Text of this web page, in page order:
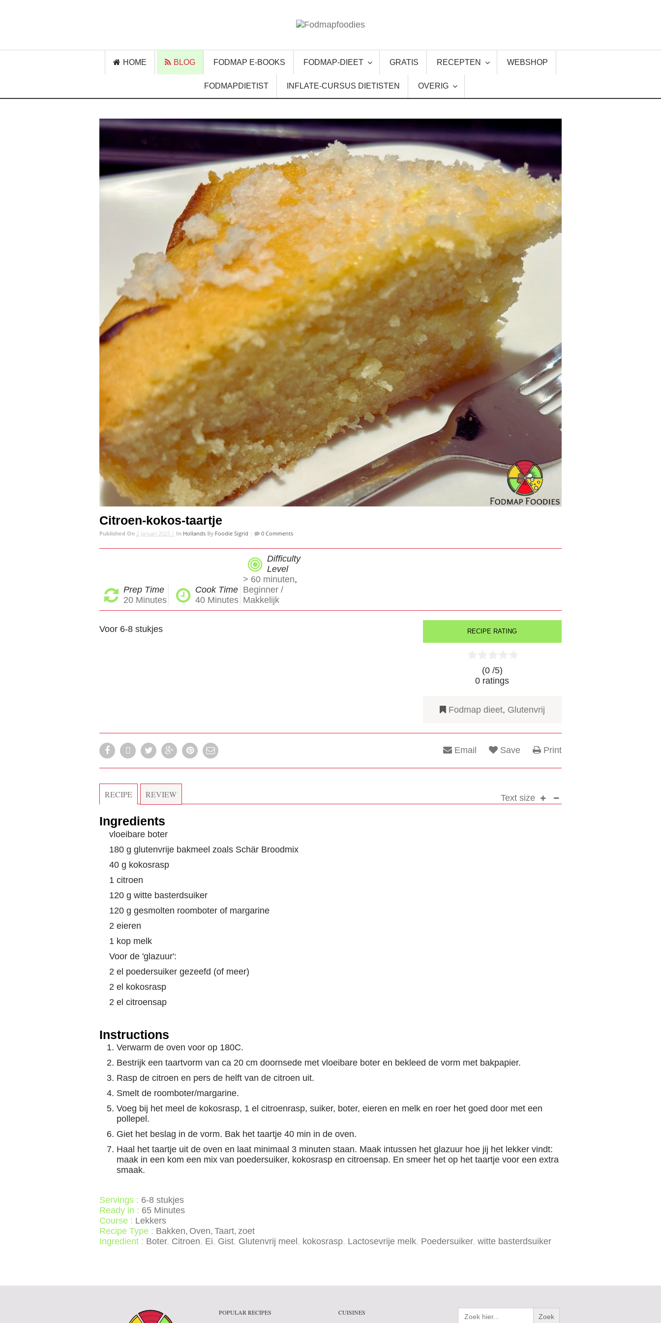
HOME BLOG FODMAP E-BOOKS FODMAP-DIEET GRATIS RECEPTEN WEBSHOP
FODMAPDIETIST INFLATE-CURSUS DIETISTEN OVERIG
Citroen-kokos-taartje
Published On 2 Januari 2025 | In Hollands By Foodie Sigrid 0 Comments
Prep Time
20 Minutes
Cook Time
40 Minutes
Difficulty
Level
> 60 minuten,
Beginner /
Makkelijk
Voor 6-8 stukjes RECIPE RATING
(0 /5)
0 ratings
Fodmap dieet, Glutenvrij
Email Save Print
RECIPE REVIEW Text size
Ingredients
vloeibare boter
180 g glutenvrije bakmeel zoals Schär Broodmix
40 g kokosrasp
1 citroen
120 g witte basterdsuiker
120 g gesmolten roomboter of margarine
2 eieren
1 kop melk
Voor de 'glazuur':
2 el poedersuiker gezeefd (of meer)
2 el kokosrasp
2 el citroensap
Instructions
Verwarm de oven voor op 180C.
Bestrijk een taartvorm van ca 20 cm doornsede met vloeibare boter en bekleed de vorm met bakpapier.
Rasp de citroen en pers de helft van de citroen uit.
Smelt de roomboter/margarine.
Voeg bij het meel de kokosrasp, 1 el citroenrasp, suiker, boter, eieren en melk en roer het goed door met een
pollepel.
Giet het beslag in de vorm. Bak het taartje 40 min in de oven.
Haal het taartje uit de oven en laat minimaal 3 minuten staan. Maak intussen het glazuur hoe jij het lekker vindt:
maak in een kom een mix van poedersuiker, kokosrasp en citroensap. En smeer het op het taartje voor een extra
smaak.
Servings : 6-8 stukjes
Ready in : 65 Minutes
Course : Lekkers
Recipe Type : Bakken Oven Taart zoet
Ingredient : Boter, Citroen, Ei, Gist, Glutenvrij meel, kokosrasp, Lactosevrije melk, Poedersuiker, witte basterdsuiker
POPULAR RECIPES CUISINES
Zoek
naar: